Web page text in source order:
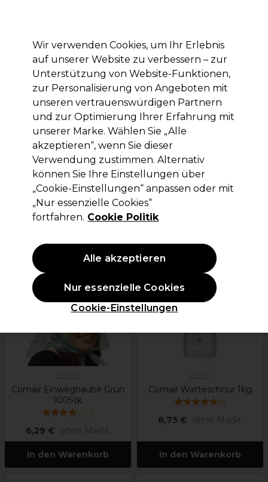
Anmelden
Marken Deals Haare Elektrogeräte Saloneinrichtung
Lieferung und Lieferzeiten
– mehr erfahren
Marken Comair
Comair
Filters
Comair Einweghaube Grün
100Stk.
(1)
6,29 € ohne MwSt.
In den Warenkorb
Comair Watteschnur 1kg
(1)
8,75 € ohne MwSt.
In den Warenkorb
Wir verwenden Cookies, um Ihr Erlebnis
auf unserer Website zu verbessern – zur
Unterstützung von Website-Funktionen,
zur Personalisierung von Angeboten mit
unseren vertrauenswürdigen Partnern
und zur Optimierung Ihrer Erfahrung mit
unserer Marke. Wählen Sie „Alle
akzeptieren“, wenn Sie dieser
Verwendung zustimmen. Alternativ
können Sie Ihre Einstellungen über
„Cookie-Einstellungen“ anpassen oder mit
„Nur essenzielle Cookies“
fortfahren. Cookie Politik
Cookie-Einstellungen
Nur essenzielle Cookies
Alle akzeptieren